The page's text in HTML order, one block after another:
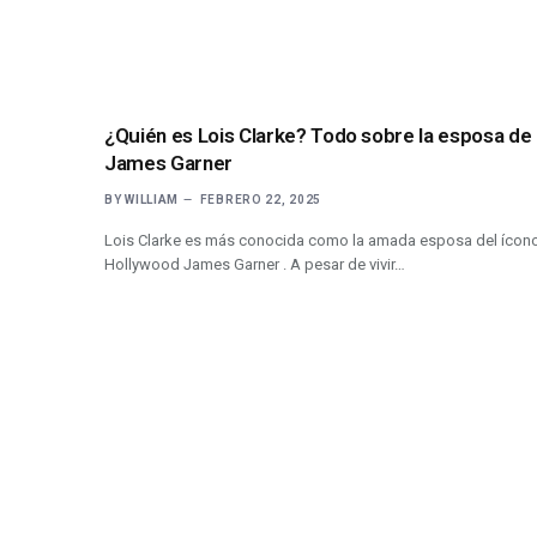
¿Quién es Lois Clarke? Todo sobre la esposa de
James Garner
BY WILLIAM FEBRERO 22, 2025
Lois Clarke es más conocida como la amada esposa del
Hollywood James Garner . A pesar de vivir…